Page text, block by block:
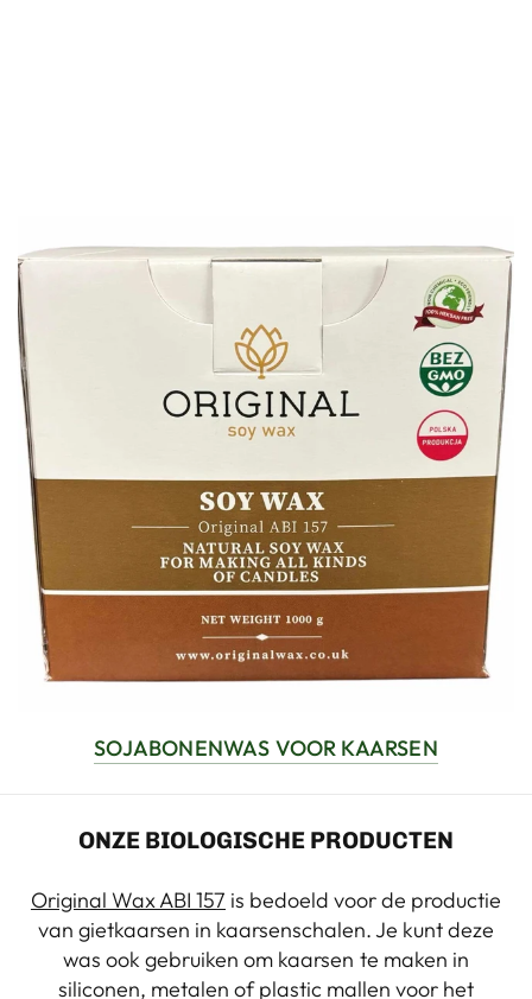
SOJABONENWAS VOOR KAARSEN
ONZE BIOLOGISCHE PRODUCTEN
Original Wax ABI 157 is bedoeld voor de productie
van gietkaarsen in kaarsenschalen. Je kunt deze
was ook gebruiken om kaarsen te maken in
siliconen, metalen of plastic mallen voor het